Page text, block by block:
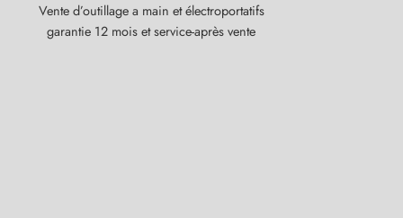
Vente d’outillage a main et électroportatifs
garantie 12 mois et service-après vente